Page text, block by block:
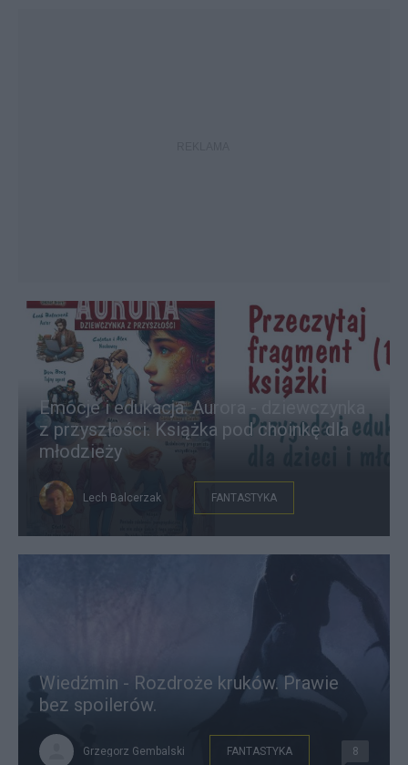
Emocje i edukacja. Aurora - dziewczynka
z przyszłości. Książka pod choinkę dla
młodzieży
Lech Balcerzak FANTASTYKA
Wiedźmin - Rozdroże kruków. Prawie
bez spoilerów.
Grzegorz Gembalski FANTASTYKA 8